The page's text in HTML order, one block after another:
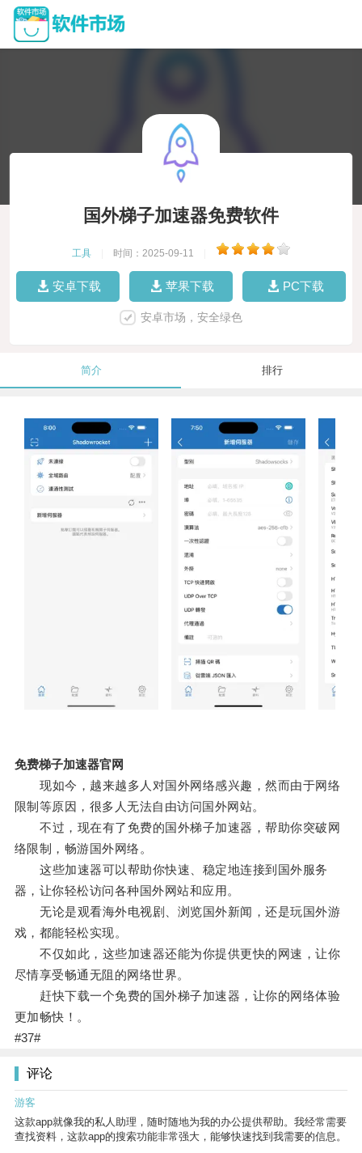
国外梯子加速器免费软件
工具 时间：2025-09-11
安卓下载 苹果下载 PC下载
安卓市场，安全绿色
简介 排行
免费梯子加速器官网
现如今，越来越多人对国外网络感兴趣，然而由于网络
限制等原因，很多人无法自由访问国外网站。
不过，现在有了免费的国外梯子加速器，帮助你突破网
络限制，畅游国外网络。
这些加速器可以帮助你快速、稳定地连接到国外服务
器，让你轻松访问各种国外网站和应用。
无论是观看海外电视剧、浏览国外新闻，还是玩国外游
戏，都能轻松实现。
不仅如此，这些加速器还能为你提供更快的网速，让你
尽情享受畅通无阻的网络世界。
赶快下载一个免费的国外梯子加速器，让你的网络体验
更加畅快！。
#37#
评论
游客
这款app就像我的私人助理，随时随地为我的办公提供帮助。我经常需要
查找资料，这款app的搜索功能非常强大，能够快速找到我需要的信息。